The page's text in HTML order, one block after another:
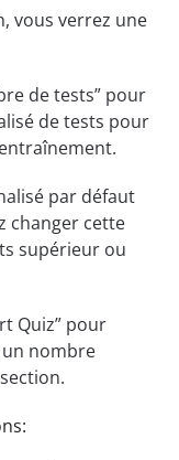
vous verrez une
de tests” pour
de tests pour
par défaut
changer cette
supérieur ou
Quiz” pour
nombre